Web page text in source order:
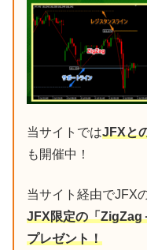
当サイトではJFXと
も開催中！
当サイト経由でJFX
JFX限定の「ZigZag
プレゼント！